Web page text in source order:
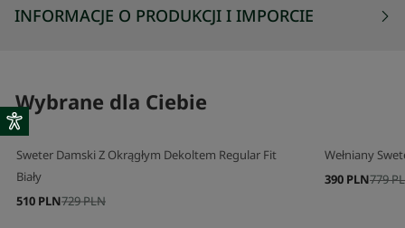
INFORMACJE O PRODUKCJI I IMPORCIE
Wybrane dla Ciebie
Sweter Damski Z Okrągłym Dekoltem Regular Fit
Biały
729 PLN
510 PLN
Wełniany
779
390 PLN